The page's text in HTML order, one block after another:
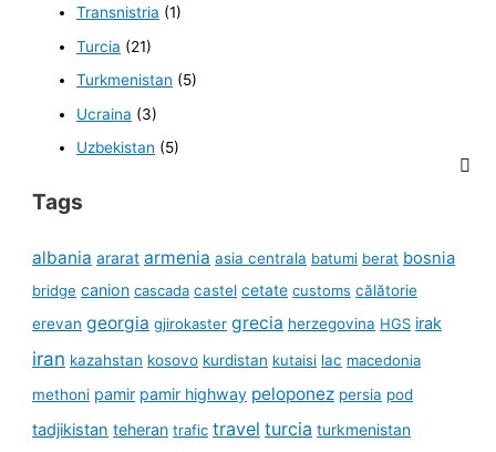
Transnistria (1)
Turcia (21)
Turkmenistan (5)
Ucraina (3)
Uzbekistan (5)
Tags
albania ararat armenia asia centrala batumi berat bosnia
bridge canion cascada castel cetate customs călătorie
erevan georgia gjirokaster grecia herzegovina HGS irak
iran kazahstan kosovo kurdistan kutaisi lac macedonia
methoni pamir pamir highway peloponez persia pod
tadjikistan teheran trafic travel turcia turkmenistan